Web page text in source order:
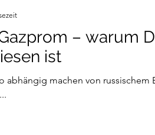
– warum
ist
abhängig machen von